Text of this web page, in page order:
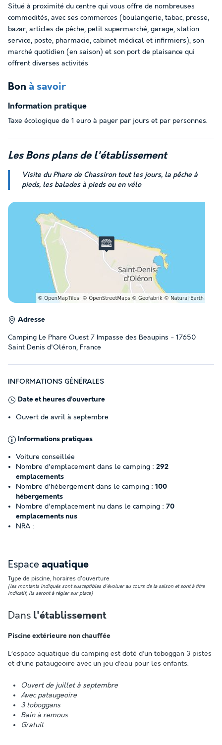
Situé à proximité du centre qui vous offre de nombreuses
commodités, avec ses commerces (boulangerie, tabac, presse,
bazar, articles de pêche, petit supermarché, garage, station
service, poste, pharmacie, cabinet médical et infirmiers), son
marché quotidien (en saison) et son port de plaisance qui
offrent diverses activités
Bon à savoir
Information pratique
Taxe écologique de 1 euro à payer par jours et par personnes.
LesBons plansde l'établissement
Visite du Phare de Chassiron tout les jours, la pêche à
pieds, les balades à pieds ou en vélo
Adresse
Camping Le Phare Ouest 7 Impasse des Beaupins - 17650
Saint Denis d'Oléron, France
INFORMATIONS GÉNÉRALES
Date et heures d’ouverture
Ouvert de avril à septembre
Informations pratiques
Voiture conseillée
Nombre d'emplacement dans le camping : 292
emplacements
Nombre d'hébergement dans le camping : 100
hébergements
Nombre d'emplacement nu dans le camping : 70
emplacements nus
NRA :
Espace aquatique
Type de piscine, horaires d'ouverture
(les montants indiqués sont susceptibles d'évoluer au cours de la saison et sont à titre
indicatif, ils seront à régler sur place)
Dans l'établissement
Piscine extérieure non chauffée
L’espace aquatique du camping est doté d’un toboggan 3 pistes
et d’une pataugeoire avec un jeu d’eau pour les enfants.
Ouvert de juillet à septembre
Avec pataugeoire
3 toboggans
Bain à remous
Gratuit